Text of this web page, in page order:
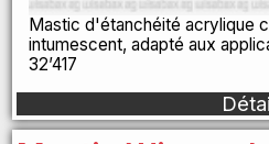
Mastic d'étanchéité acrylique
intumescent, adapté aux
32’417